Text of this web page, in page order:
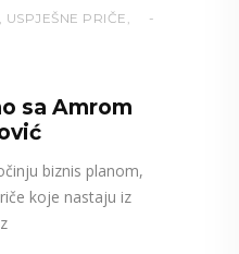
, USPJEŠNE PRIČE ,
sa Amrom
biznis planom,
koje nastaju iz